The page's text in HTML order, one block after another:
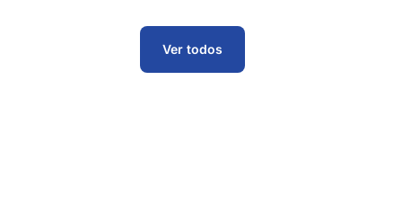
Ver todos